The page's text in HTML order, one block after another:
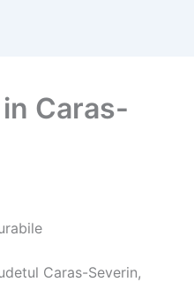
Caras-
Caras-Severin,